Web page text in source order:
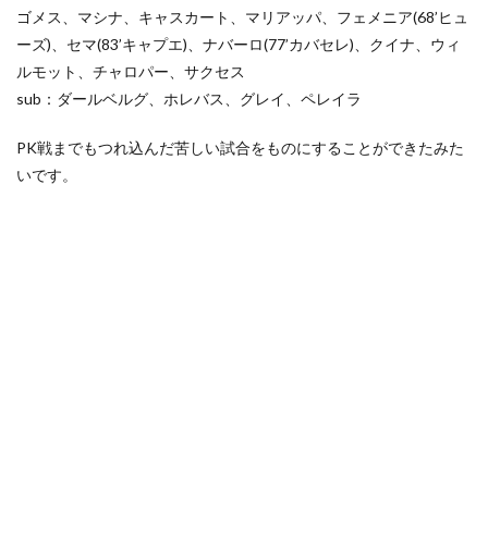
ゴメス、マシナ、キャスカート、マリアッパ、フェメニア(68’ヒュ
ーズ)、セマ(83’キャプエ)、ナバーロ(77’カバセレ)、クイナ、ウィ
ルモット、チャロパー、サクセス
sub：ダールベルグ、ホレバス、グレイ、ペレイラ
PK戦までもつれ込んだ苦しい試合をものにすることができたみた
いです。